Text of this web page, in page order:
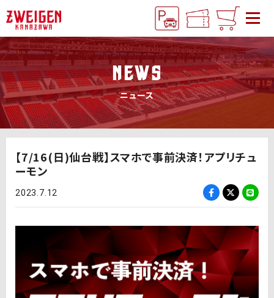
NEWS
ニュース
【7/16(日)仙台戦】スマホで事前決済！アプリチュ
ーモン
2023.7.12